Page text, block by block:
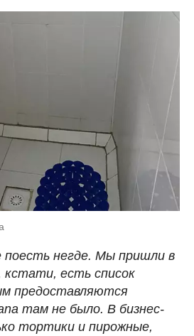
поесть негде. Мы пришли в
кстати, есть список
предоставляются
там не было. В бизнес-
тортики и пирожные,